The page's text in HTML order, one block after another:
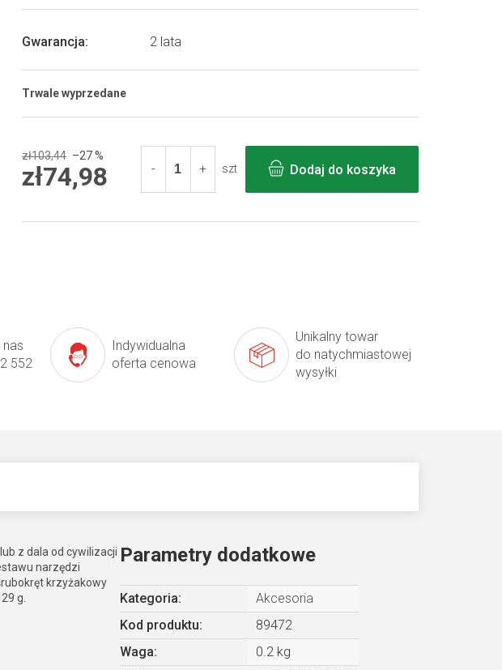
Trwale wyprzedane
Gwarancja: 2 lata
5
zł103,44 –27 %
zł74,98 szt Dodaj do koszyka
552
Indywidualna
oferta cenowa
Unikalny towar
do natychmiastowej
wysyłki
z dala od cywilizacji
narzędzi
krzyżakowy
g.
Parametry dodatkowe
Kategoria:
Akcesoria
Kod produktu:
89472
Waga:
0.2 kg